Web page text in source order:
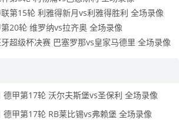
第15轮 利雅得新月vs利雅得胜利 全场录像
20轮 维罗纳vs拉齐奥 全场录像
超级杯决赛 巴塞罗那vs皇家马德里 全场录像
甲第17轮 沃尔夫斯堡vs圣保利 全场录像
甲第17轮 RB莱比锡vs弗赖堡 全场录像